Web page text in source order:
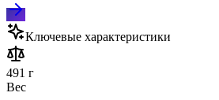
Ключевые характеристики
491 г
Вес